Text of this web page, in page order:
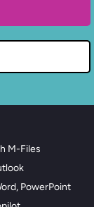
M-Files
PowerPoint